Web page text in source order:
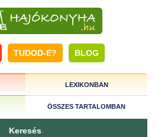
TUDOD-E? BLOG
LEXIKONBAN
ÖSSZES TARTALOMBAN
Keresés